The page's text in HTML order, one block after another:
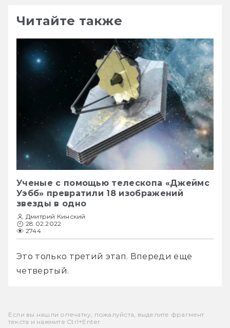
Читайте также
Ученые с помощью телескопа «Джеймс
Уэбб» превратили 18 изображений
звезды в одно
Дмитрий Кинский
28.02.2022
2744
Это только третий этап. Впереди еще
четвертый.
Если вы нашли опечатку, пожалуйста, выделите фрагмент
текста и нажмите Ctrl+Enter.